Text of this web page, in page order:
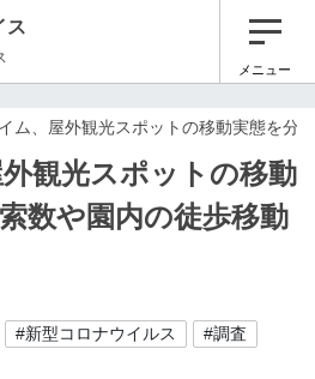
ス
メニュー
ム、屋外観光スポットの移動実態を分
観光スポットの移動
数や園内の徒歩移動
#新型コロナウイルス #調査